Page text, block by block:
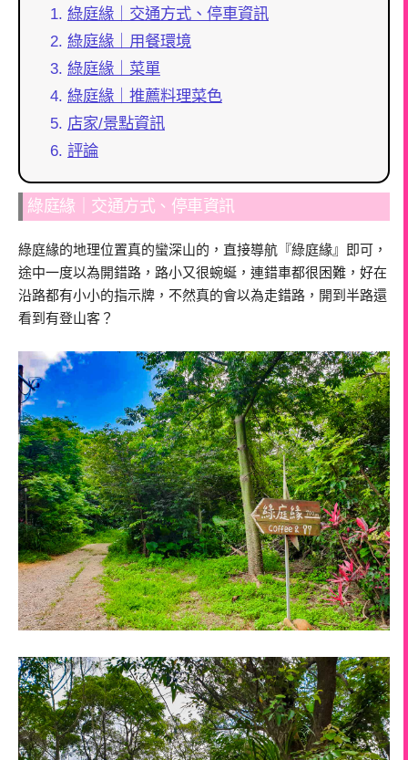
綠庭緣｜交通方式、停車資訊
綠庭緣｜用餐環境
綠庭緣｜菜單
綠庭緣｜推薦料理菜色
店家/景點資訊
評論
綠庭緣｜交通方式、停車資訊
綠庭緣的地理位置真的蠻深山的，直接導航『綠庭緣』即可，
途中一度以為開錯路，路小又很蜿蜒，連錯車都很困難，好在
沿路都有小小的指示牌，不然真的會以為走錯路，開到半路還
看到有登山客？